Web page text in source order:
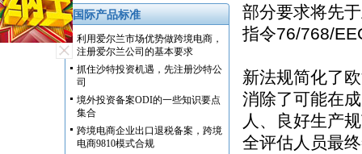
国际产品标准
利用爱尔兰市场优势做跨境电商，
注册爱尔兰公司的基本要求
抓住沙特投资机遇，先注册沙特公
司
境外投资备案ODI的一些知识要点
集合
跨境电商企业出口退税备案，跨境
电商9810模式合规
部分要求将先
指令76/768/
新法规简化了
消除了可能在
人、良好生产
全评估人员最